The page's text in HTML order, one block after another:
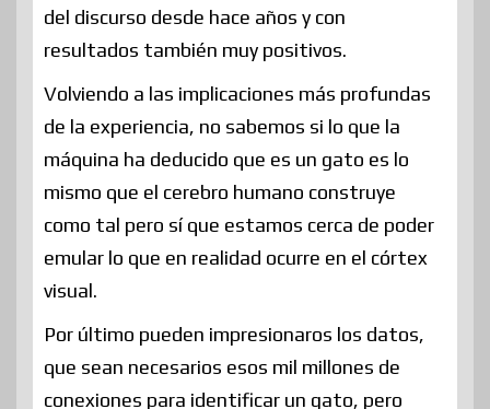
del discurso desde hace años y con
resultados también muy positivos.
Volviendo a las implicaciones más profundas
de la experiencia, no sabemos si lo que la
máquina ha deducido que es un gato es lo
mismo que el cerebro humano construye
como tal pero sí que estamos cerca de poder
emular lo que en realidad ocurre en el córtex
visual.
Por último pueden impresionaros los datos,
que sean necesarios esos mil millones de
conexiones para identificar un gato, pero